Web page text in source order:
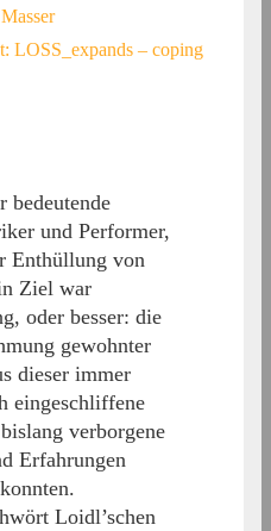
LOSS_expands – coping
bedeutende
und Performer,
Enthüllung von
Ziel war
oder besser: die
gewohnter
dieser immer
eingeschliffene
verborgene
Erfahrungen
Loidl’schen